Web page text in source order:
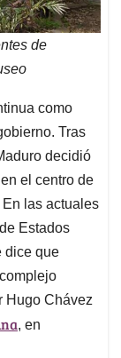
de
como
Tras
decidió
el centro de
las actuales
Estados
dice que
Hugo Chávez
, en